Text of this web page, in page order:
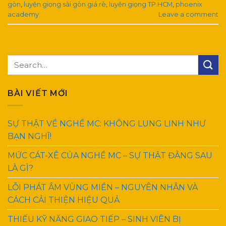
gòn, luyện giọng sài gòn giá rè, luyện giọng TP.HCM, phoenix
academy
Leave a comment
BÀI VIẾT MỚI
SỰ THẬT VỀ NGHỀ MC: KHÔNG LUNG LINH NHƯ
BẠN NGHĨ!
MỨC CÁT-XÊ CỦA NGHỀ MC – SỰ THẬT ĐẰNG SAU
LÀ GÌ?
LỖI PHÁT ÂM VÙNG MIỀN – NGUYÊN NHÂN VÀ
CÁCH CẢI THIỆN HIỆU QUẢ
THIẾU KỸ NĂNG GIAO TIẾP – SINH VIÊN BỊ